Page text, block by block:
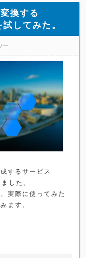
換する
してみた。
ー
するサービス
した。
実際に使ってみた
ます。